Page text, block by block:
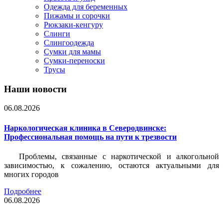
Одежда для беременных
Пижамы и сорочки
Рюкзаки-кенгуру
Слинги
Слингоодежда
Сумки для мамы
Сумки-переноски
Трусы
Наши новости
06.08.2026
Наркологическая клиника в Северодвинске:
Профессиональная помощь на пути к трезвости
Проблемы, связанные с наркотической и алкогольной
зависимостью, к сожалению, остаются актуальными для
многих городов
Подробнее
06.08.2026